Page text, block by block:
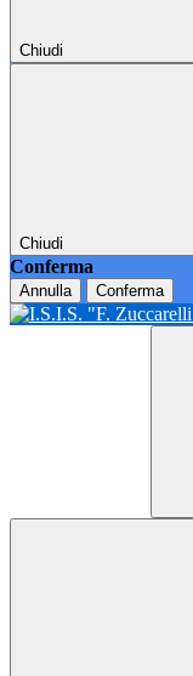
Chiudi
Chiudi
Conferma
Annulla Conferma